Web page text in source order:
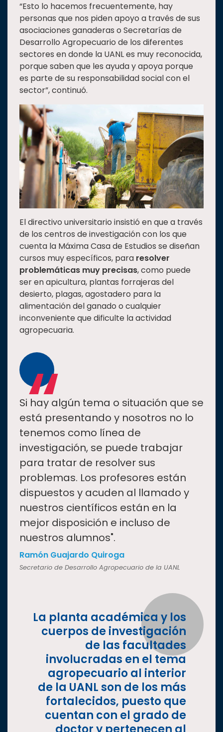
“Esto lo hacemos frecuentemente, hay
personas que nos piden apoyo a través de sus
asociaciones ganaderas o Secretarías de
Desarrollo Agropecuario de los diferentes
sectores en donde la UANL es muy reconocida,
porque saben que les ayuda y apoya porque
es parte de su responsabilidad social con el
sector”, continuó.
El directivo universitario insistió en que a través
de los centros de investigación con los que
cuenta la Máxima Casa de Estudios se diseñan
cursos muy específicos, para resolver
problemáticas muy precisas, como puede
ser en apicultura, plantas forrajeras del
desierto, plagas, agostadero para la
alimentación del ganado o cualquier
inconveniente que dificulte la actividad
agropecuaria.
“
Si hay algún tema o situación que se
está presentando y nosotros no lo
tenemos como línea de
investigación, se puede trabajar
para tratar de resolver sus
problemas. Los profesores están
dispuestos y acuden al llamado y
nuestros científicos están en la
mejor disposición e incluso de
nuestros alumnos".
Ramón Guajardo Quiroga
Secretario de Desarrollo Agropecuario de la UANL
La planta académica y los
cuerpos de investigación
de las facultades
involucradas en el tema
agropecuario al interior
de la UANL son de los más
fortalecidos, puesto que
cuentan con el grado de